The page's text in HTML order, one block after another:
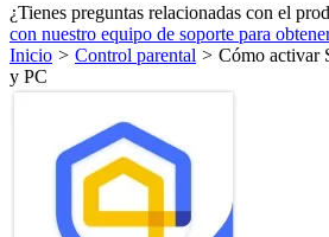
¿Tienes preguntas relacionadas con el
con nuestro equipo de soporte para
Inicio > Control parental > Cómo activar
y PC